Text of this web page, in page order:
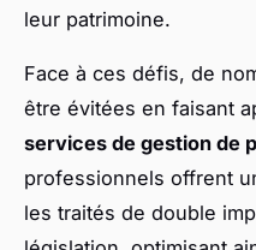
leur patrimoine.
Face à ces défis, de
être évitées en faisant
services de gestion de
professionnels offrent
les traités de double